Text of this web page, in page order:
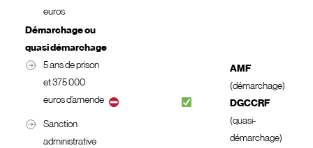
euros
Démarchage ou
quasi démarchage
5 ans de prison
et 375 000
euros d’amende
Sanction
administrative
AMF
(démarchage)
DGCCRF
(quasi-
démarchage)